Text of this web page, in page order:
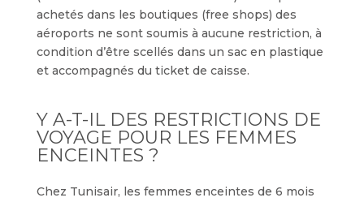
achetés dans les boutiques (free shops) des
aéroports ne sont soumis à aucune restriction, à
condition d’être scellés dans un sac en plastique
et accompagnés du ticket de caisse.
Y A-T-IL DES RESTRICTIONS DE
VOYAGE POUR LES FEMMES
ENCEINTES ?
Chez Tunisair, les femmes enceintes de 6 mois